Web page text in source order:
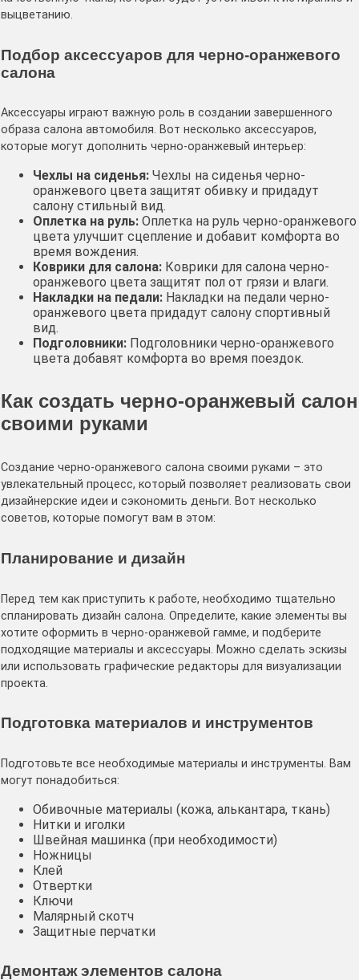
выцветанию․
Подбор аксессуаров для черно-оранжевого
салона
Аксессуары играют важную роль в создании завершенного
образа салона автомобиля․ Вот несколько аксессуаров,
которые могут дополнить черно-оранжевый интерьер:
Чехлы на сиденья: Чехлы на сиденья черно-
оранжевого цвета защитят обивку и придадут
салону стильный вид․
Оплетка на руль: Оплетка на руль черно-оранжевого
цвета улучшит сцепление и добавит комфорта во
время вождения․
Коврики для салона: Коврики для салона черно-
оранжевого цвета защитят пол от грязи и влаги․
Накладки на педали: Накладки на педали черно-
оранжевого цвета придадут салону спортивный
вид․
Подголовники: Подголовники черно-оранжевого
цвета добавят комфорта во время поездок․
Как создать черно-оранжевый салон
своими руками
Создание черно-оранжевого салона своими руками – это
увлекательный процесс, который позволяет реализовать свои
дизайнерские идеи и сэкономить деньги․ Вот несколько
советов, которые помогут вам в этом:
Планирование и дизайн
Перед тем как приступить к работе, необходимо тщательно
спланировать дизайн салона․ Определите, какие элементы вы
хотите оформить в черно-оранжевой гамме, и подберите
подходящие материалы и аксессуары․ Можно сделать эскизы
или использовать графические редакторы для визуализации
проекта․
Подготовка материалов и инструментов
Подготовьте все необходимые материалы и инструменты․ Вам
могут понадобиться:
Обивочные материалы (кожа, алькантара, ткань)
Нитки и иголки
Швейная машинка (при необходимости)
Ножницы
Клей
Отвертки
Ключи
Малярный скотч
Защитные перчатки
Демонтаж элементов салона